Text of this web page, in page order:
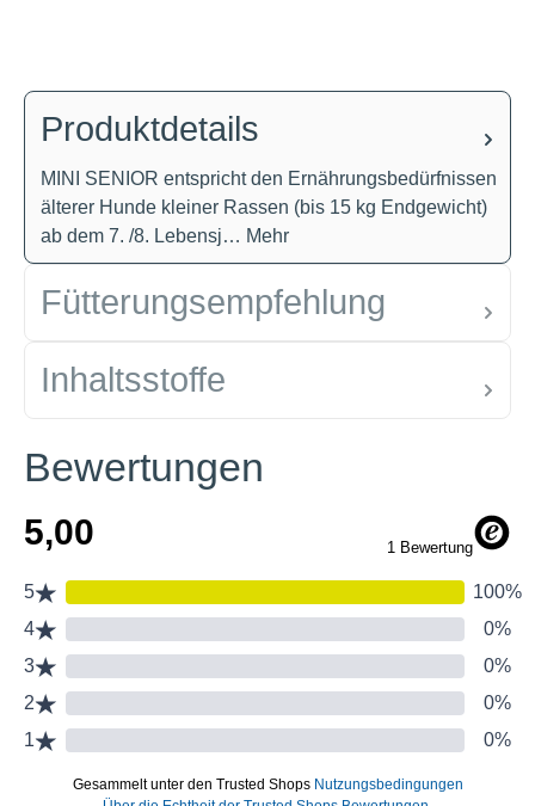
Produktdetails
MINI SENIOR entspricht den Ernährungsbedürfnissen
älterer Hunde kleiner Rassen (bis 15 kg Endgewicht)
ab dem 7. /8. Lebensj… Mehr
Fütterungsempfehlung
Inhaltsstoffe
Bewertungen